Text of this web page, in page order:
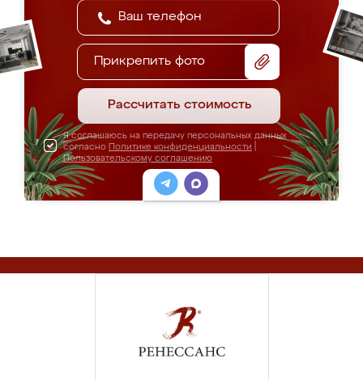
Прикрепить фото
Рассчитать стоимость
Я соглашаюсь на передачу персональных данных
согласно Политике конфиденциальности
Пользовательскому соглашению